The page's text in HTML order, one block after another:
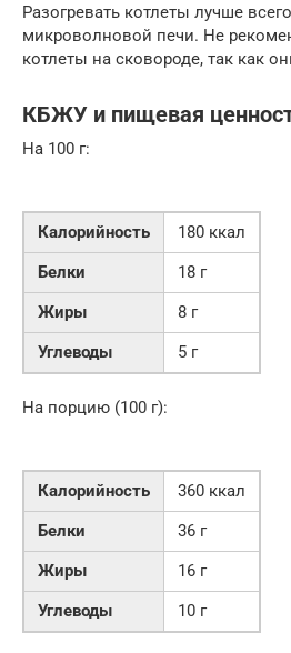
Разогревать котлеты лучше
микроволновой печи. Не
котлеты на сковороде, так как
КБЖУ и пищевая
На 100 г:
Калорийность
180 ккал
Белки
18 г
Жиры
8 г
Углеводы
5 г
На порцию (100 г):
Калорийность
360 ккал
Белки
36 г
Жиры
16 г
Углеводы
10 г